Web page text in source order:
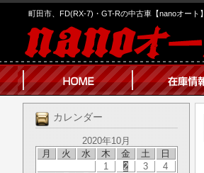
町田市、FD(RX-7)・GT-Rの中古車【nanoオート】
カレンダー
2020年10月
月
火 水 木 金 土 日
1 2 3
4